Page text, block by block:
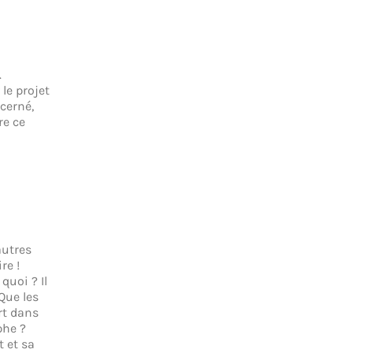
le projet
ce
!
? Il
les
dans
?
et sa